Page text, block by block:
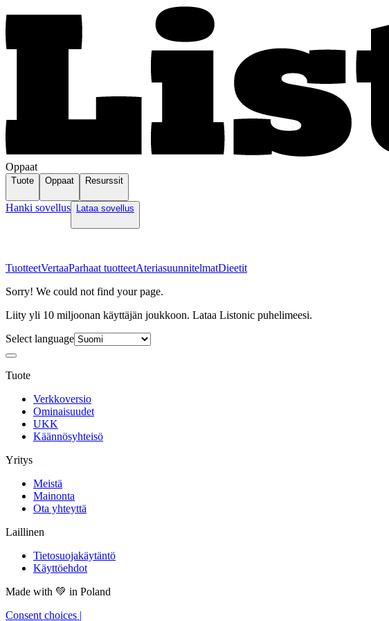
Oppaat
Tuote Oppaat Resurssit
Hanki sovellus Lataa sovellus
TuotteetVertaaParhaat tuotteetAteriasuunnitelmatDieetit
Sorry! We could not find your page.
Liity yli 10 miljoonan käyttäjän joukkoon. Lataa Listonic puhelimeesi.
Select language
Tuote
Verkkoversio
Ominaisuudet
UKK
Käännösyhteisö
Yritys
Meistä
Mainonta
Ota yhteyttä
Laillinen
Tietosuojakäytäntö
Käyttöehdot
Made with 💚 in Poland
Consent choices |